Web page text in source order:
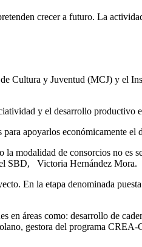
crecer a futuro. La
Cultura y Juventud (MCJ) y el
y el desarrollo productivo
apoyarlos económicamente el
modalidad de consorcios no es
SBD, Victoria Hernández Mora.
En la etapa denominada
en áreas como: desarrollo de
gestora del programa CREA-